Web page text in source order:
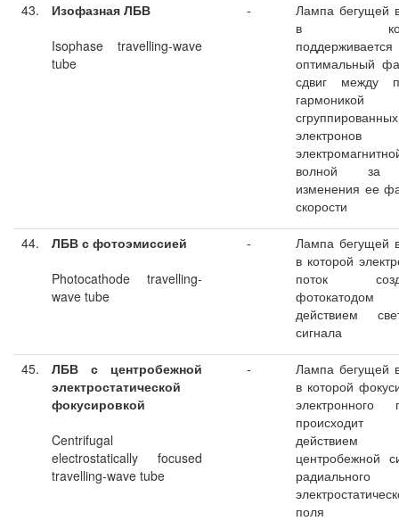
43.
Изофазная ЛБВ
Isophase travelling-wave
tube
-
Лампа бегущей
в
поддерживается
оптимальный
сдвиг между
гармоникой
сгруппированных
волной за
изменения ее
скорости
44.
ЛБВ с фотоэмиссией
Photocathode travelling-
wave tube
-
Лампа бегущей
в которой
поток
действием
сигнала
45.
ЛБВ с центробежной
электростатической
фокусировкой
Centrifugal
electrostatically focused
travelling-wave tube
-
Лампа бегущей
в которой
электронного
действием
центробежной
радиального
поля